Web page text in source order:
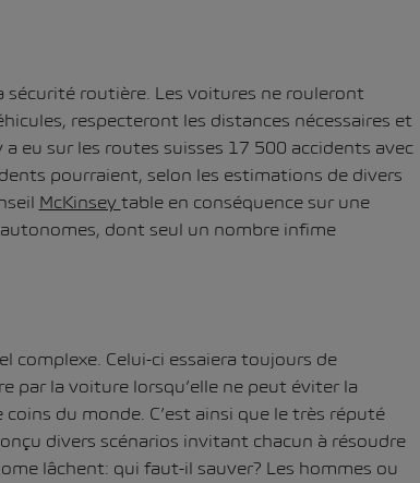
routière. Les voitures ne rouleront
respecteront les distances nécessaires et
eu sur les routes suisses 17 500 accidents avec
pourraient, selon les estimations de divers
McKinsey table en conséquence sur une
dont seul un nombre infime
complexe. Celui-ci essaiera toujours de
par la voiture lorsqu’elle ne peut éviter la
du monde. C’est ainsi que le très réputé
divers scénarios invitant chacun à résoudre
lâchent: qui faut-il sauver? Les hommes ou